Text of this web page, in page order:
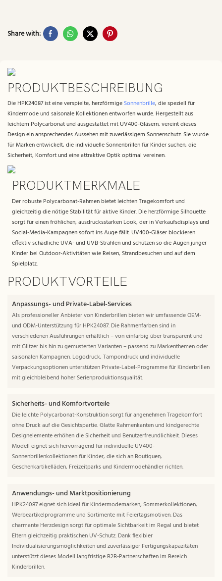
Share with:
PRODUKTBESCHREIBUNG
Die HPK24087 ist eine verspielte, herzförmige Sonnenbrille, die speziell für
Kindermode und saisonale Kollektionen entworfen wurde. Hergestellt aus
leichtem Polycarbonat und ausgestattet mit UV400-Gläsern, vereint dieses
Design ein ansprechendes Aussehen mit zuverlässigem Sonnenschutz. Sie wurde
für Marken entwickelt, die individuelle Sonnenbrillen für Kinder suchen, die
Sicherheit, Komfort und eine attraktive Optik optimal vereinen.
PRODUKTMERKMALE
Der robuste Polycarbonat-Rahmen bietet leichten Tragekomfort und
gleichzeitig die nötige Stabilität für aktive Kinder. Die herzförmige Silhouette
sorgt für einen fröhlichen, ausdrucksstarken Look, der in Verkaufsdisplays und
Social-Media-Kampagnen sofort ins Auge fällt. UV400-Gläser blockieren
effektiv schädliche UVA- und UVB-Strahlen und schützen so die Augen junger
Kinder bei Outdoor-Aktivitäten wie Reisen, Strandbesuchen und auf dem
Spielplatz.
PRODUKTVORTEILE
Anpassungs- und Private-Label-Services
Als professioneller Anbieter von Kinderbrillen bieten wir umfassende OEM-
und ODM-Unterstützung für HPK24087. Die Rahmenfarben sind in
verschiedenen Ausführungen erhältlich – von einfarbig über transparent und
mit Glitzer bis hin zu gemusterten Varianten – passend zu Markenthemen oder
saisonalen Kampagnen. Logodruck, Tampondruck und individuelle
Verpackungsoptionen unterstützen Private-Label-Programme für Kinderbrillen
mit gleichbleibend hoher Serienproduktionsqualität.
Sicherheits- und Komfortvorteile
Die leichte Polycarbonat-Konstruktion sorgt für angenehmen Tragekomfort
ohne Druck auf die Gesichtspartie. Glatte Rahmenkanten und kindgerechte
Designelemente erhöhen die Sicherheit und Benutzerfreundlichkeit. Dieses
Modell eignet sich hervorragend für individuelle UV400-
Sonnenbrillenkollektionen für Kinder, die sich an Boutiquen,
Geschenkartikelläden, Freizeitparks und Kindermodehändler richten.
Anwendungs- und Marktpositionierung
HPK24087 eignet sich ideal für Kindermodemarken, Sommerkollektionen,
Werbeartikelprogramme und Sortimente mit Feiertagsmotiven. Das
charmante Herzdesign sorgt für optimale Sichtbarkeit im Regal und bietet
Eltern gleichzeitig praktischen UV-Schutz. Dank flexibler
Individualisierungsmöglichkeiten und zuverlässiger Fertigungskapazitäten
unterstützt dieses Modell langfristige B2B-Partnerschaften im Bereich
Kinderbrillen.